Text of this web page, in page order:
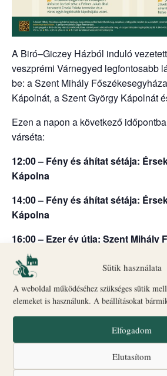
Sütik használata
A weboldal működéséhez szükséges sütik
elemeket is használunk. A beállításokat
Elfogadom
Elutasítom
A Biró–Giczey Házból induló
veszprémi Várnegyed legfontosabb
be: a Szent Mihály
Kápolnát, a Szent György Kápolnát
Ezen a napon a következő
várséta:
12:00 – Fény és áhítat sétája:
Kápolna
14:00 – Fény és áhítat sétája:
Kápolna
16:00 – Ezer év útja: Szent Mihály
altemplom és Szent György Kápolna
Indulás: Biró–Giczey Ház (Vár utca
🎟Jegyvásárlásés információ: a
ajándékboltjában
A programok egyes időpontokban
vagy egyéb rendezvények miatt